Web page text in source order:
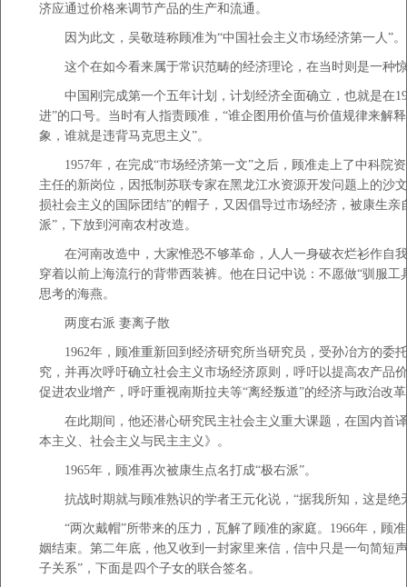
济应通过价格来调节产品的生产和流通。
因为此文，吴敬琏称顾准为“中国社会主义市场经济第一人”。
这个在如今看来属于常识范畴的经济理论，在当时则是一种
中国刚完成第一个五年计划，计划经济全面确立，也就是在
进”的口号。当时有人指责顾准，“谁企图用价值与价值规律来解
象，谁就是违背马克思主义”。
1957年，在完成“市场经济第一文”之后，顾准走上了中科院
主任的新岗位，因抵制苏联专家在黑龙江水资源开发问题上的沙
损社会主义的国际团结”的帽子，又因倡导过市场经济，被康生亲
派”，下放到河南农村改造。
在河南改造中，大家惟恐不够革命，人人一身破衣烂衫作自
穿着以前上海流行的背带西装裤。他在日记中说：不愿做“驯服工
思考的海燕。
两度右派 妻离子散
1962年，顾准重新回到经济研究所当研究员，受孙冶方的委
究，并再次呼吁确立社会主义市场经济原则，呼吁以提高农产品
促进农业增产，呼吁重视南斯拉夫等“离经叛道”的经济与政治改
在此期间，他还潜心研究民主社会主义重大课题，在国内首
本主义、社会主义与民主主义》。
1965年，顾准再次被康生点名打成“极右派”。
抗战时期就与顾准熟识的学者王元化说，“据我所知，这是绝
“两次戴帽”所带来的压力，瓦解了顾准的家庭。1966年，顾准
姻结束。第二年底，他又收到一封家里来信，信中只是一句简短
子关系”，下面是四个子女的联合签名。